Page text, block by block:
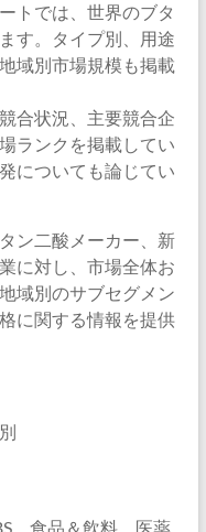
トでは、世界のブタ
す。タイプ別、用途
域別市場規模も掲載
合状況、主要競合企
ランクを掲載してい
についても論じてい
ン二酸メーカー、新
に対し、市場全体お
域別のサブセグメン
に関する情報を提供
、食品＆飲料、医薬